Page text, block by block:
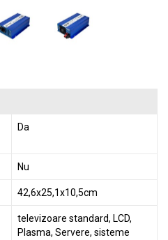
Da
Nu
42,6x25,1x10,5cm
televizoare standard, LCD,
Plasma, Servere, sisteme